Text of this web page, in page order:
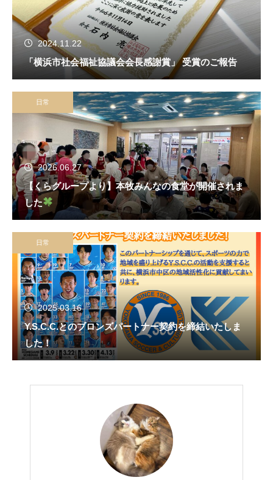
2024.11.22
「横浜市社会福祉協議会会長感謝賞」 受賞のご報告
日常
2026.06.27
【くらグループより】本牧みんなの食堂が開催されま
した
日常
2025.03.16
Y.S.C.C.とのブロンズパートナー契約を締結いたしま
した！